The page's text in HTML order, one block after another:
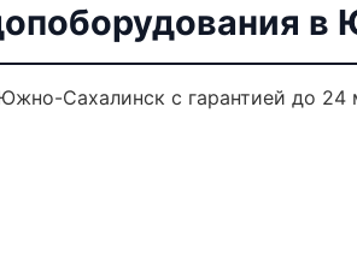
Сахалинск с гарантией до 24